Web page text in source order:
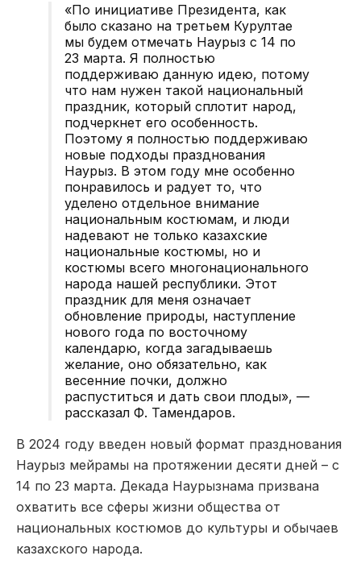
«По инициативе Президента, как
было сказано на третьем Курултае
мы будем отмечать Наурыз с 14 по
23 марта. Я полностью
поддерживаю данную идею, потому
что нам нужен такой национальный
праздник, который сплотит народ,
подчеркнет его особенность.
Поэтому я полностью поддерживаю
новые подходы празднования
Наурыз. В этом году мне особенно
понравилось и радует то, что
уделено отдельное внимание
национальным костюмам, и люди
надевают не только казахские
национальные костюмы, но и
костюмы всего многонационального
народа нашей республики. Этот
праздник для меня означает
обновление природы, наступление
нового года по восточному
календарю, когда загадываешь
желание, оно обязательно, как
весенние почки, должно
распуститься и дать свои плоды», —
рассказал Ф. Тамендаров.
В 2024 году введен новый формат празднования
Наурыз мейрамы на протяжении десяти дней – с
14 по 23 марта. Декада Наурызнама призвана
охватить все сферы жизни общества от
национальных костюмов до культуры и обычаев
казахского народа.